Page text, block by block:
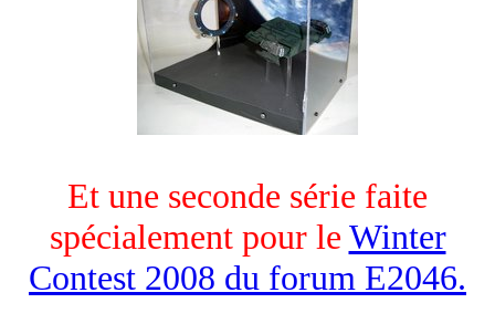
Et une seconde série faite
spécialement pour le Winter
Contest 2008 du forum E2046.